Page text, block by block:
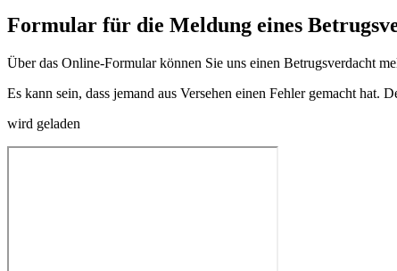
Formular für die Meldung eines
Über das Online-Formular können Sie uns einen Betrugsverdacht
Es kann sein, dass jemand aus Versehen einen Fehler gemacht hat.
wird geladen